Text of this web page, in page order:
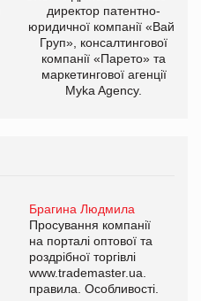
директор патентно-
юридичної компанії «Вайз
Груп», консалтингової
компанії «Парето» та
маркетингової агенції
Myka Agency.
Брагина Людмила
Просування компанії
на порталі оптової та
роздрібної торгівлі
www.trademaster.ua.
правила. Особливості.